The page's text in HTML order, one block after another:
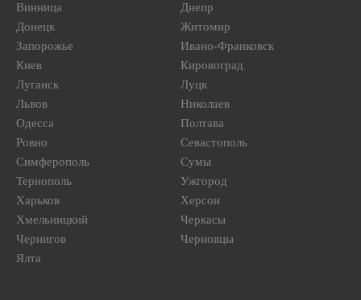
Винница
Днепр
Донецк
Житомир
Запорожье
Ивано-Франковск
Киев
Кировоград
Луганск
Луцк
Львов
Николаев
Одесса
Полтава
Ровно
Севастополь
Симферополь
Сумы
Тернополь
Ужгород
Харьков
Херсон
Хмельницкий
Черкасы
Чернигов
Черновцы
Ялта